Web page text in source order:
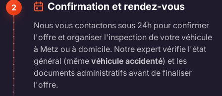
2 Confirmation et rendez-vous
Nous vous contactons sous 24h pour confirmer
l'offre et organiser l'inspection de votre véhicule
à Metz ou à domicile. Notre expert vérifie l'état
général (même véhicule accidenté) et les
documents administratifs avant de finaliser
l'offre.